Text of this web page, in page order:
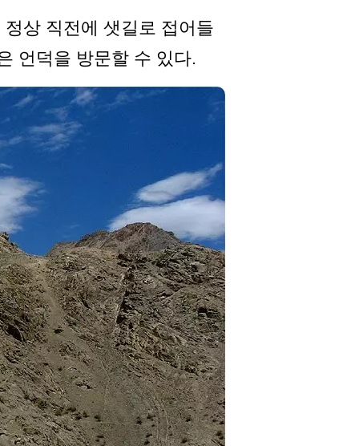
상 직전에 샛길로 접어들
언덕을 방문할 수 있다.